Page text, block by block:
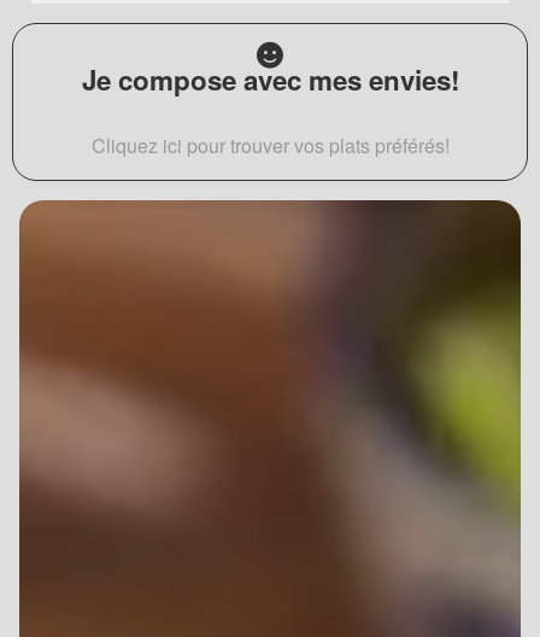
Je compose avec mes envies!
Cliquez ici pour trouver vos plats préférés!